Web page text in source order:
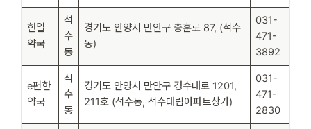
한일
약국
석
수
동
경기도 안양시 만안구 충훈로 87, (석수
동)
031-
471-
3892
e편한
약국
석
수
동
경기도 안양시 만안구 경수대로 1201,
211호 (석수동, 석수대림아파트상가)
031-
471-
2830